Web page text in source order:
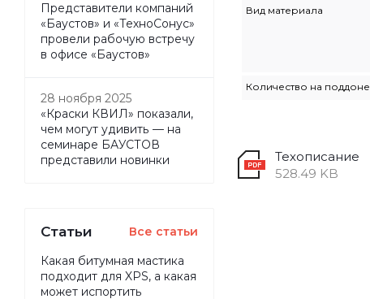
Вид материала
Количество на поддоне
Техописание
528.49 KB
Представители компаний
«Баустов» и «ТехноСонус»
провели рабочую встречу
в офисе «Баустов»
28 ноября 2025
«Краски КВИЛ» показали,
чем могут удивить — на
семинаре БАУСТОВ
представили новинки
Статьи Все статьи
Какая битумная мастика
подходит для XPS, а какая
может испортить